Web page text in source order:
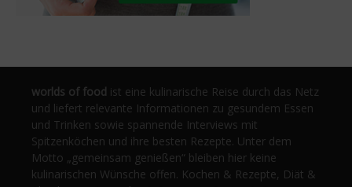
worlds of food ist eine kulinarische Reise durch das Netz
und liefert relevante Informationen zu gesundem Essen
und Trinken sowie spannende Interviews mit
Spitzenköchen und ihre besten Rezepte. Unter dem
Motto „gemeinsam genießen“ bleiben hier keine
kulinarischen Wünsche offen. Kochen & Rezepte, Diät &